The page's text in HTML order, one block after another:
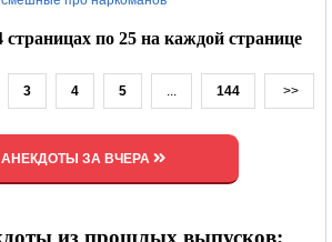
страницах по 25 на каждой странице
3 4 5 ... 144 >>
АНЕКДОТЫ ЗА ВЧЕРА
из прошлых выпусков: